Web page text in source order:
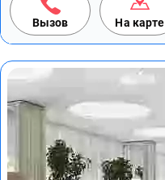
Вызов На карте